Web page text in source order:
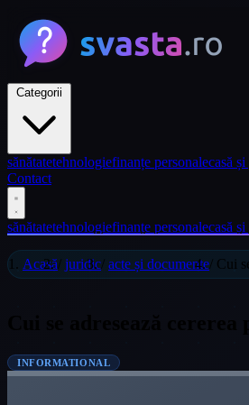
sănătatetehnologiefinanțe personalecasă
Contact
sănătatetehnologiefinanțe personalecasă
Acasă/ juridic/ acte și documente/ Cui
Cui se adresează
INFORMATIONAL